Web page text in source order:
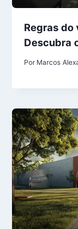
Regras do
Descubra
Por Marcos